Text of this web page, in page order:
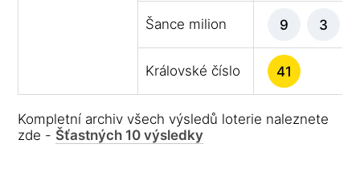
Šance milion 9 3
Královské číslo 41
Kompletní archiv všech výsledů loterie naleznete
zde - Šťastných 10 výsledky